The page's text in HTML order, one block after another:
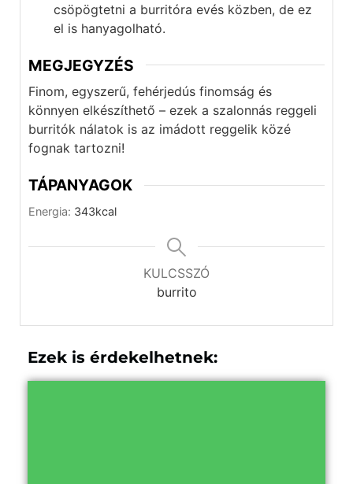
csöpögtetni a burritóra evés közben, de ez
el is hanyagolható.
MEGJEGYZÉS
Finom, egyszerű, fehérjedús finomság és
könnyen elkészíthető – ezek a szalonnás reggeli
burritók nálatok is az imádott reggelik közé
fognak tartozni!
TÁPANYAGOK
Energia: 343kcal
KULCSSZÓ
burrito
Ezek is érdekelhetnek: